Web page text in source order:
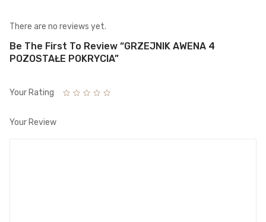
There are no reviews yet.
Be The First To Review “GRZEJNIK AWENA 4
POZOSTAŁE POKRYCIA”
Your Rating
Your Review